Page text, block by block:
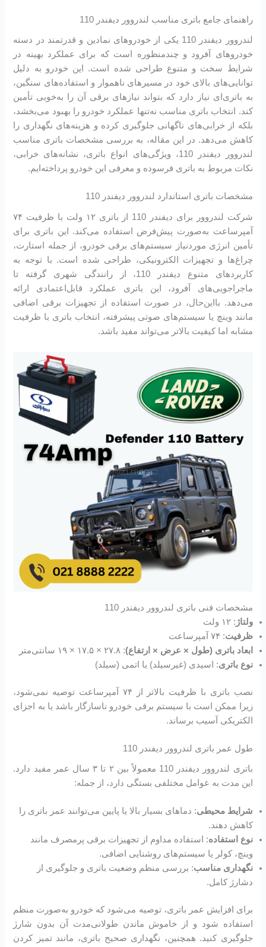
راهنمای جامع باتری مناسب لندروور دیفندر 110
لندروور دیفندر 110 یکی از خودروهای نمادین و قدرتمند در دسته
خودروهای آفرود و چندمنظوره است که برای عملکرد بهینه در
شرایط سخت و متنوع طراحی شده است. این خودرو به دلیل
توانایی‌های بالای خود در مسیرهای ناهموار و استفاده‌های سنگین،
به باتری‌ای نیاز دارد که بتواند نیازهای برقی آن را به‌خوبی تأمین
کند. انتخاب باتری مناسب نه‌تنها عملکرد خودرو را بهبود می‌بخشد،
بلکه از خرابی‌های ناگهانی جلوگیری کرده و هزینه‌های نگهداری را
کاهش می‌دهد. در این مقاله، به بررسی مشخصات باتری مناسب
لندروور دیفندر 110، ویژگی‌های انواع باتری، نشانه‌های خرابی،
نکات مربوط به باتری فرسوده و معرفی این خودرو پرداخته‌ایم.
مشخصات باتری استاندارد لندروور دیفندر 110
شرکت لندروور برای دیفندر 110 از باتری ۱۲ ولت با ظرفیت ۷۴
آمپرساعت به‌صورت پیش‌فرض استفاده می‌کند. این باتری برای
تأمین انرژی موردنیاز سیستم‌های برقی خودرو، از جمله استارت،
چراغ‌ها و تجهیزات الکترونیکی، طراحی شده است. با توجه به
کاربردهای متنوع دیفندر 110، از رانندگی شهری گرفته تا
ماجراجویی‌های آفرود، این باتری عملکرد قابل‌اعتمادی ارائه
می‌دهد. بااین‌حال، در صورت استفاده از تجهیزات برقی اضافی
مانند وینچ یا سیستم‌های صوتی پیشرفته، انتخاب باتری با ظرفیت
مشابه اما کیفیت بالاتر می‌تواند مفید باشد.
مشخصات فنی باتری لندروور دیفندر 110
ولتاژ : ۱۲ ولت
ظرفیت: ۷۴ آمپرساعت
ابعاد باتری (طول × عرض × ارتفاع): ۲۷.۸ × ۱۷.۵ × ۱۹ سانتی‌متر
نوع باتری: اسیدی (غیرسیلد) یا اتمی (سیلد)
نصب باتری با ظرفیت بالاتر از ۷۴ آمپرساعت توصیه نمی‌شود،
زیرا ممکن است با سیستم برقی خودرو ناسازگار باشد یا به اجزای
الکتریکی آسیب برساند.
طول عمر باتری لندروور دیفندر 110
باتری لندروور دیفندر 110 معمولاً بین ۲ تا ۳ سال عمر مفید دارد.
این مدت به عوامل مختلفی بستگی دارد، از جمله:
شرایط محیطی: دماهای بسیار بالا یا پایین می‌توانند عمر باتری را
کاهش دهند.
نوع استفاده: استفاده مداوم از تجهیزات برقی پرمصرف مانند
وینچ، کولر یا سیستم‌های روشنایی اضافی.
نگهداری مناسب: بررسی منظم وضعیت باتری و جلوگیری از
دشارژ کامل.
برای افزایش عمر باتری، توصیه می‌شود که خودرو به‌صورت منظم
استفاده شود و از خاموش ماندن طولانی‌مدت آن بدون شارژ
جلوگیری کنید. همچنین، نگهداری صحیح باتری، مانند تمیز کردن